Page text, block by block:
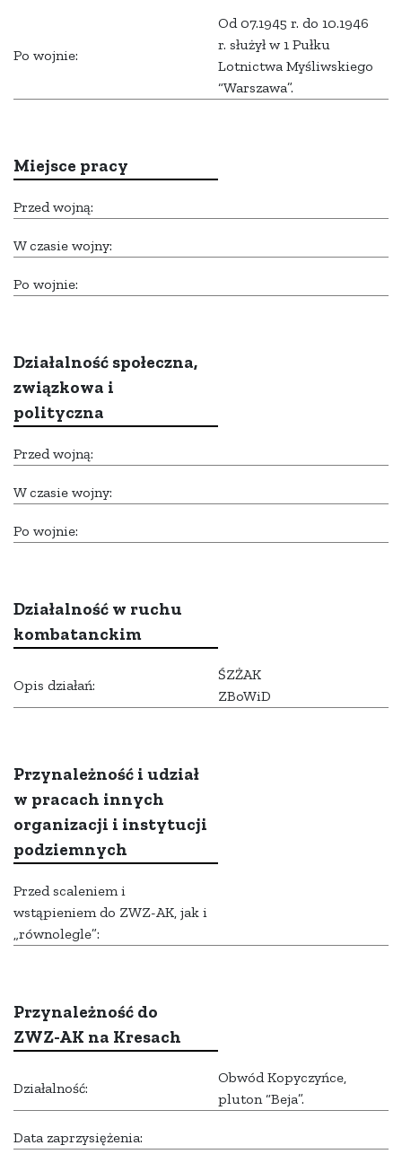
Po wojnie:
Od 07.1945 r. do 10.1946
r. służył w 1 Pułku
Lotnictwa Myśliwskiego
“Warszawa”.
Miejsce pracy
Przed wojną:
W czasie wojny:
Po wojnie:
Działalność społeczna,
związkowa i
polityczna
Przed wojną:
W czasie wojny:
Po wojnie:
Działalność w ruchu
kombatanckim
Opis działań:
ŚZŻAK
ZBoWiD
Przynależność i udział
w pracach innych
organizacji i instytucji
podziemnych
Przed scaleniem i
wstąpieniem do ZWZ-AK, jak i
„równolegle”:
Przynależność do
ZWZ-AK na Kresach
Działalność:
Obwód Kopyczyńce,
pluton “Beja”.
Data zaprzysiężenia: